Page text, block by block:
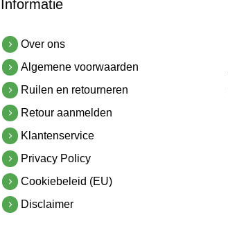
Informatie
Over ons
Algemene voorwaarden
Ruilen en retourneren
Retour aanmelden
Klantenservice
Privacy Policy
Cookiebeleid (EU)
Disclaimer